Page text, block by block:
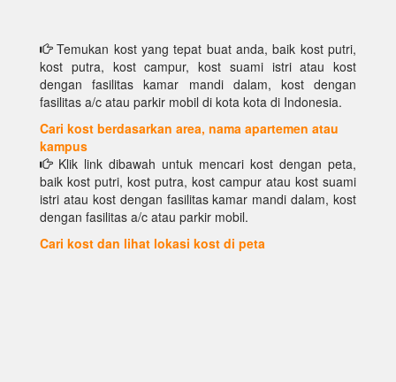
Temukan kost yang tepat buat anda, baik kost putri,
kost putra, kost campur, kost suami istri atau kost
dengan fasilitas kamar mandi dalam, kost dengan
fasilitas a/c atau parkir mobil di kota kota di Indonesia.
Cari kost berdasarkan area, nama apartemen atau
kampus
Klik link dibawah untuk mencari kost dengan peta,
baik kost putri, kost putra, kost campur atau kost suami
istri atau kost dengan fasilitas kamar mandi dalam, kost
dengan fasilitas a/c atau parkir mobil.
Cari kost dan lihat lokasi kost di peta